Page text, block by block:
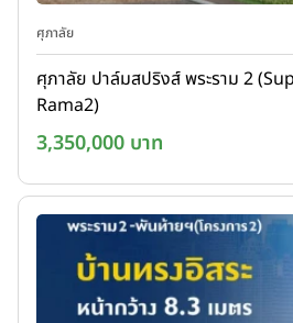
ศุภาลัย
ศุภาลัย ปาล์มสปริงส์ พระราม 2
Rama2)
3,350,000 บาท